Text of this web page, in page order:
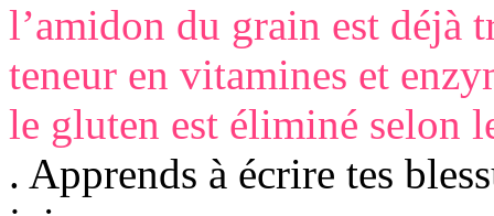
l’amidon du grain est déjà
teneur en vitamines et
le gluten est éliminé
. Apprends à écrire tes